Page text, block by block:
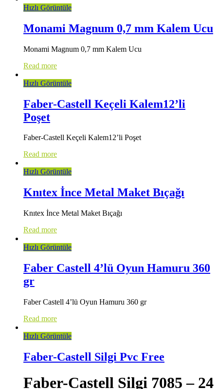
Hızlı Görüntüle
Monami Magnum 0,7 mm Kalem Ucu
Monami Magnum 0,7 mm Kalem Ucu
Read more
Hızlı Görüntüle
Faber-Castell Keçeli Kalem12’li
Poşet
Faber-Castell Keçeli Kalem12’li Poşet
Read more
Hızlı Görüntüle
Knıtex İnce Metal Maket Bıçağı
Knıtex İnce Metal Maket Bıçağı
Read more
Hızlı Görüntüle
Faber Castell 4’lü Oyun Hamuru 360
gr
Faber Castell 4’lü Oyun Hamuru 360 gr
Read more
Hızlı Görüntüle
Faber-Castell Silgi Pvc Free
Faber-Castell Silgi 7085 – 24